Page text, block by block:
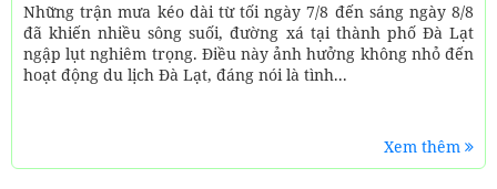
Những trận mưa kéo dài từ tối ngày 7/8 đến sáng ngày 8/8
đã khiến nhiều sông suối, đường xá tại thành phố Đà Lạt
ngập lụt nghiêm trọng. Điều này ảnh hưởng không nhỏ đến
hoạt động du lịch Đà Lạt, đáng nói là tình...
Xem thêm